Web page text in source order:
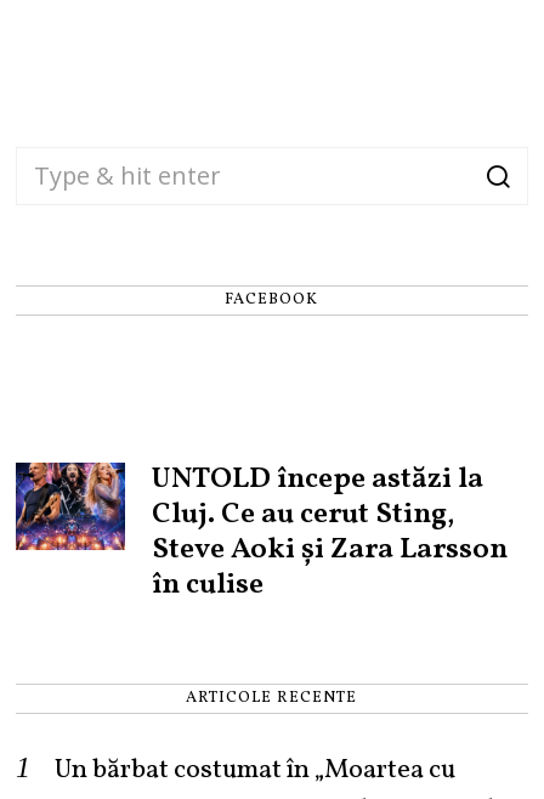
FACEBOOK
UNTOLD începe astăzi la
Cluj. Ce au cerut Sting,
Steve Aoki și Zara Larsson
în culise
ARTICOLE RECENTE
Un bărbat costumat în „Moartea cu